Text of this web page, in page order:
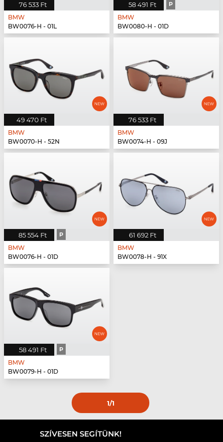
76 533 Ft
BMW
BW0076-H - 01L
58 491 Ft P
BMW
BW0080-H - 01D
49 470 Ft
BMW
BW0070-H - 52N
76 533 Ft
BMW
BW0074-H - 09J
85 554 Ft P
BMW
BW0076-H - 01D
61 692 Ft
BMW
BW0078-H - 91X
58 491 Ft P
BMW
BW0079-H - 01D
1/1
SZÍVESEN SEGÍTÜNK!